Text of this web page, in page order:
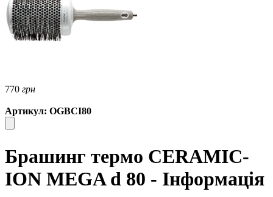
770 грн
Артикул: OGBCI80
Брашинг термо CERAMIC-
ION MEGA d 80 - Інформація